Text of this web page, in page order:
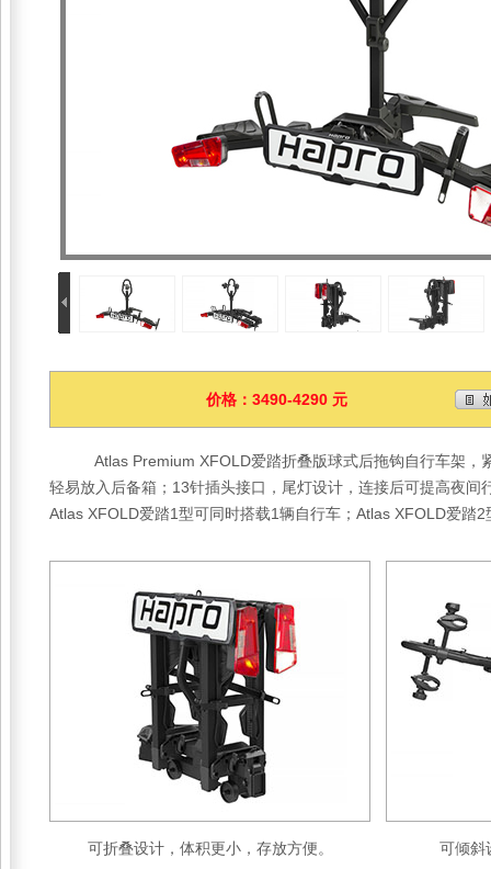
价格：3490-4290 元
Atlas Premium XFOLD爱踏折叠版球式后拖钩自行车架，
轻易放入后备箱；13针插头接口，尾灯设计，连接后可提高夜间
Atlas XFOLD爱踏1型可同时搭载1辆自行车；Atlas XFOLD爱踏
可折叠设计，体积更小，存放方便。 可倾斜